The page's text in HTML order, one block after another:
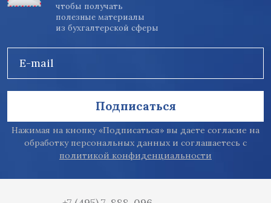
чтобы получать
полезные материалы
из бухгалтерской сферы
E-mail
Подписаться
Нажимая на кнопку «Подписаться» вы даете согласие на
обработку персональных данных и соглашаетесь с
политикой конфиденциальности